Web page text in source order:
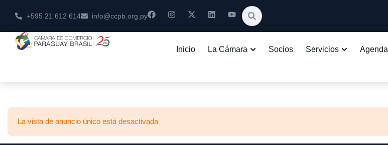
+595 21 612 614 info@ccpb.org.py
Inicio La Cámara Socios Servicios Agenda
La vista de anuncio único está desactivada